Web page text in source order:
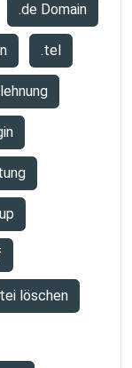
.de Domain
.tel
löschen